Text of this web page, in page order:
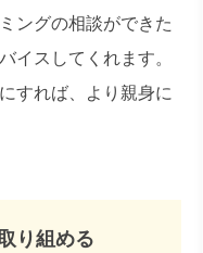
ングの相談ができた
イスしてくれます。
すれば、より親身に
り組める